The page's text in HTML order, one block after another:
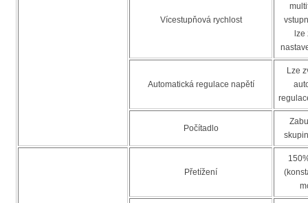
Vícestupňová rychlost
lze
Automatická regulace napětí
Lze
Počítadlo
Přetížení